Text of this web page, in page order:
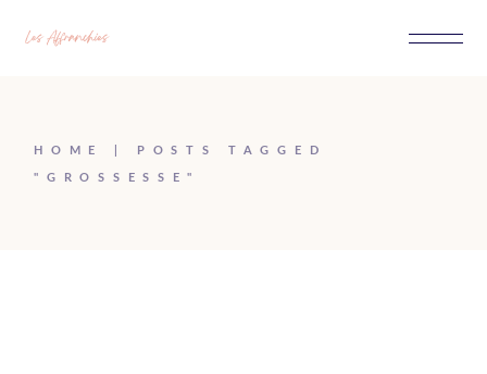
contenu
HOME POSTS TAGGED
"GROSSESSE"